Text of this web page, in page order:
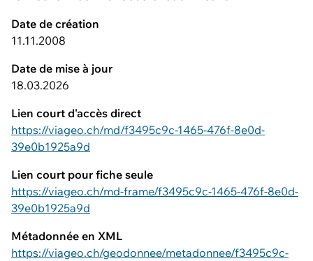
Date de création
11.11.2008
Date de mise à jour
18.03.2026
Lien court d'accès direct
https://viageo.ch/md/f3495c9c-1465-476f-8e0d-
39e0b1925a9d
Lien court pour fiche seule
https://viageo.ch/md-frame/f3495c9c-1465-476f-8e0d-
39e0b1925a9d
Métadonnée en XML
https://viageo.ch/geodonnee/metadonnee/f3495c9c-